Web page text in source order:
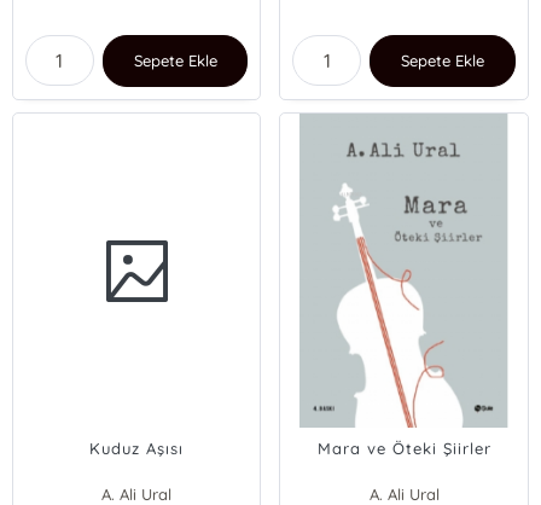
Sepete Ekle Sepete Ekle
Kuduz Aşısı
A. Ali Ural
Mara ve Öteki Şiirler
A. Ali Ural